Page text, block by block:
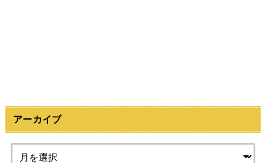
アーカイブ